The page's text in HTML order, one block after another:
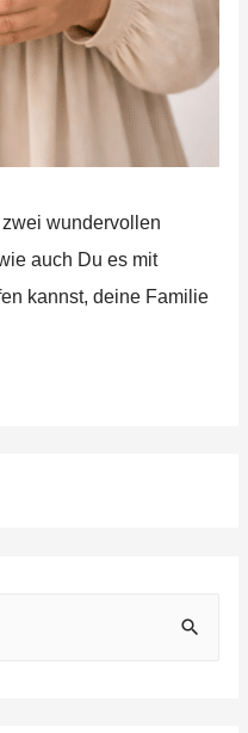
wundervollen
auch Du es mit
kannst, deine Familie